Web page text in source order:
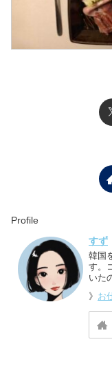
Profile
すず
韓国
す。
いた
》 お